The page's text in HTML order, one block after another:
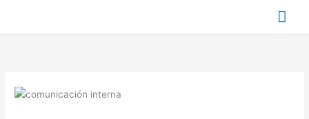
contenido